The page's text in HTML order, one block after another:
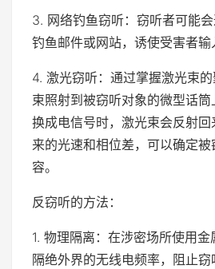
3. 网络钓鱼窃听：窃听者可能
钓鱼邮件或网站，诱使受害者输
4. 激光窃听：通过掌握激光束
束照射到被窃听对象的微型话
换成电信号时，激光束会反射
来的光速和相位差，可以确定
容。
反窃听的方法：
1. 物理隔离：在涉密场所使用金
隔绝外界的无线电频率，阻止窃